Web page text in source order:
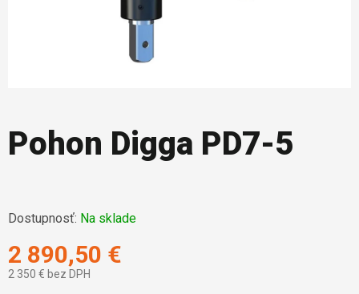
Pohon Digga PD7-5
Dostupnosť: Na sklade
2 890,50 €
2 350 € bez DPH